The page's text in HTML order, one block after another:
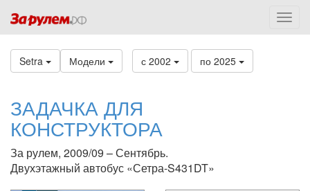
Setra Модели с 2002 по 2025
ЗАДАЧКА ДЛЯ
КОНСТРУКТОРА
За рулем, 2009/09 – Сентябрь.
Двухэтажный автобус «Сетра-S431DT»